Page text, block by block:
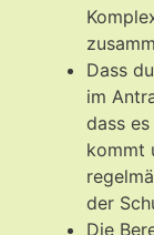
Dass
im
dass
kommt
der
Die